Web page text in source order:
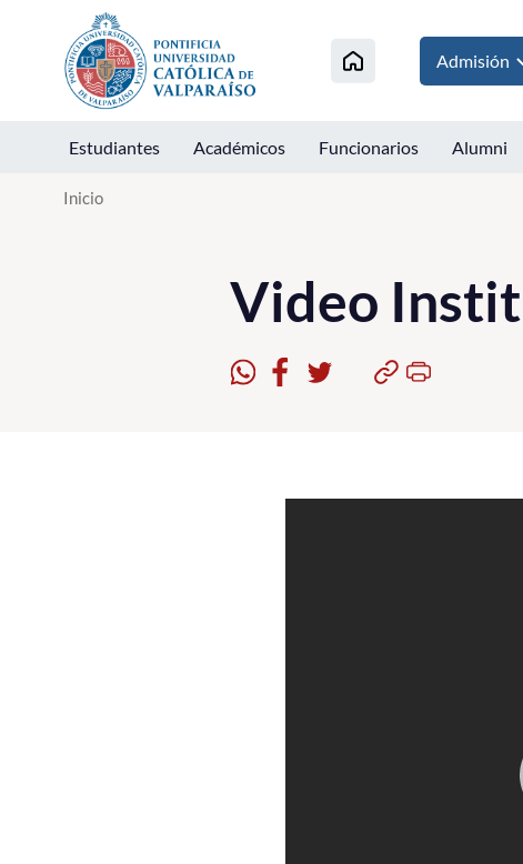
Click acá para ir directamente al contenido
Admisión
Estudiantes Académicos Funcionarios Alumni
Inicio
Video